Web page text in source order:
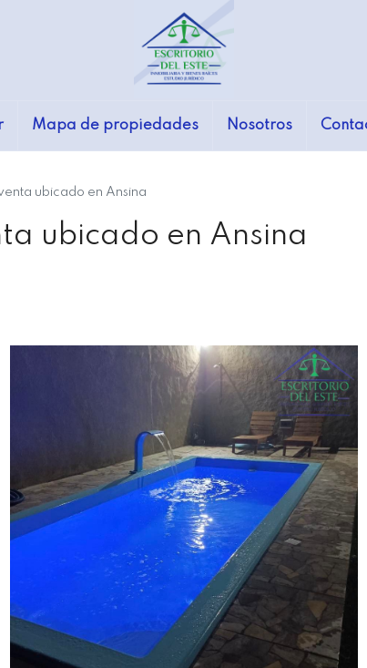
Mapa de propiedades Nosotros
ubicado en Ansina
ubicado en Ansina